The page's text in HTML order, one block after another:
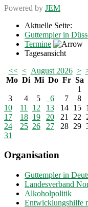
Powered by JEM
Aktuelle Seite:
Guttempler in
Termine
Tagesansicht
<< < August 2026 >
Mo Di Mi Do Fr Sa
1
3
4 5 6 7 8
10
11 12 13 14 15
17
18 19 20 21 22
24
25 26 27 28 29
31
Organisation
Guttempler in
Landesverband
Alkoholpolitik
Entwicklungshilfe